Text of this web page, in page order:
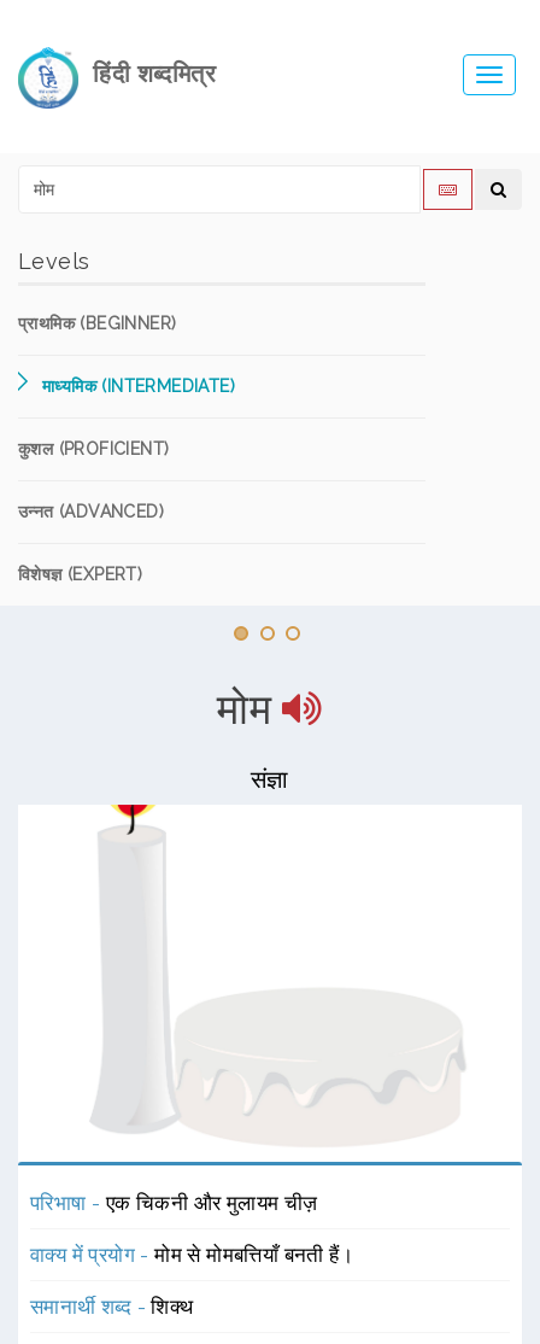
हिंदी शब्दमित्र
Levels
प्राथमिक (BEGINNER)
माध्यमिक (INTERMEDIATE)
कुशल (PROFICIENT)
उन्नत (ADVANCED)
विशेषज्ञ (EXPERT)
मोम
संज्ञा
परिभाषा -एक चिकनी और मुलायम चीज़
वाक्य में प्रयोग -मोम से मोमबत्तियाँ बनती हैं।
समानार्थी शब्द -शिक्थ